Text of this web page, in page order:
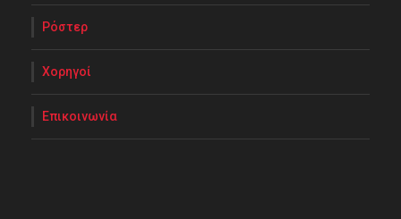
Ρόστερ
Χορηγοί
Επικοινωνία